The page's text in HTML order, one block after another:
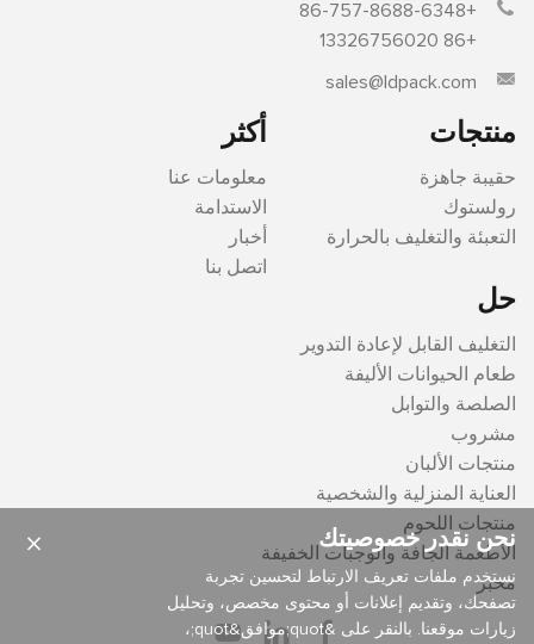
+86-757-8688-6348
+86 13326756020
sales@ldpack.com
منتجات
حقيبة جاهزة
رولستوك
التعبئة والتغليف بالحرارة
حل
التغليف القابل لإعادة التدوير
طعام الحيوانات الأليفة
الصلصة والتوابل
مشروب
منتجات الألبان
العناية المنزلية والشخصية
منتجات اللحوم
الأطعمة الجافة والوجبات الخفيفة
مخبز
أكثر
معلومات عنا
الاستدامة
أخبار
اتصل بنا
× نحن نقدر خصوصيتك
نستخدم ملفات تعريف الارتباط لتحسين تجربة
تصفحك، وتقديم إعلانات أو محتوى مخصص، وتحليل
زيارات موقعنا. بالنقر على &quot;موافق&quot;،